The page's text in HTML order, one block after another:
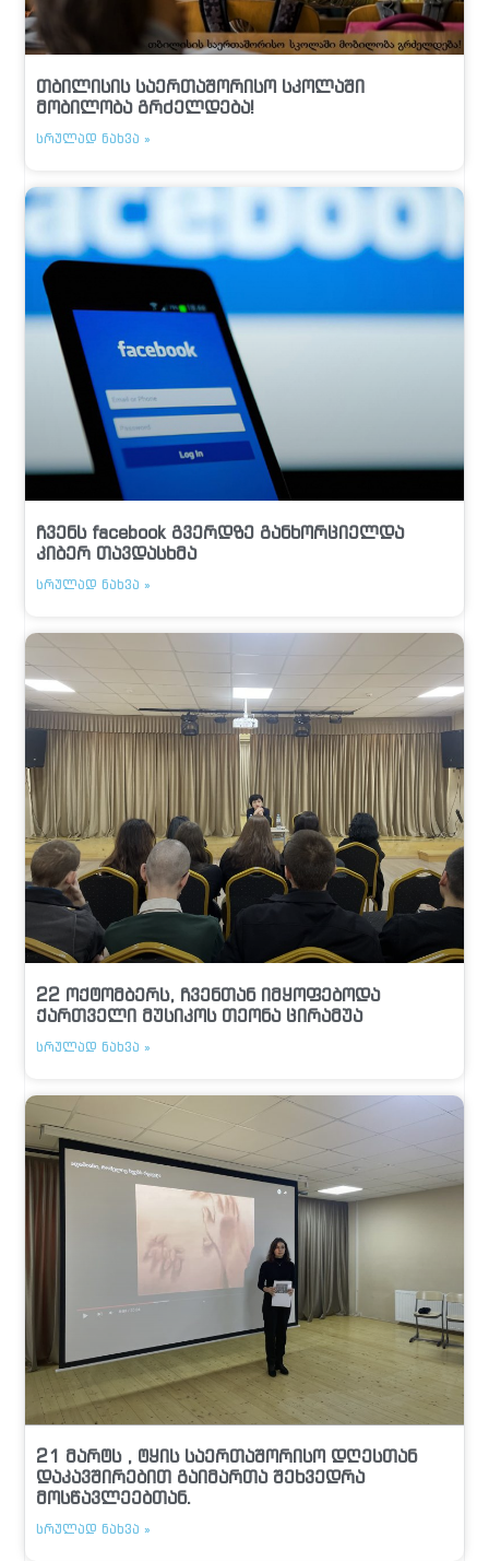
თბილისის საერთაშორისო სკოლაში
მობილობა გრძელდება!
ᲡᲠᲣᲚᲐᲓ ᲜᲐᲮᲕᲐ »
ჩვენს facebook გვერდზე განხორციელდა
კიბერ თავდასხმა
ᲡᲠᲣᲚᲐᲓ ᲜᲐᲮᲕᲐ »
22 ოქტომბერს, ჩვენთან იმყოფებოდა
ქართველი მუსიკოს თეონა ცირამუა
ᲡᲠᲣᲚᲐᲓ ᲜᲐᲮᲕᲐ »
21 მარტს , ტყის საერთაშორისო დღესთან
დაკავშირებით გაიმართა შეხვედრა
მოსწავლეებთან.
ᲡᲠᲣᲚᲐᲓ ᲜᲐᲮᲕᲐ »